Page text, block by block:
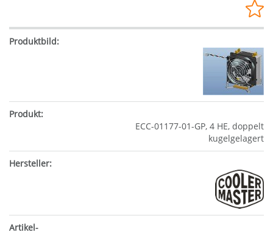
ECC-01177-01-GP, 4 HE, doppelt
kugelgelagert